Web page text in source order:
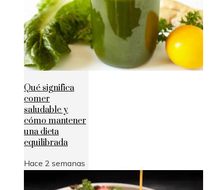
Qué significa
comer
saludable y
cómo mantener
una dieta
equilibrada
Hace 2 semanas